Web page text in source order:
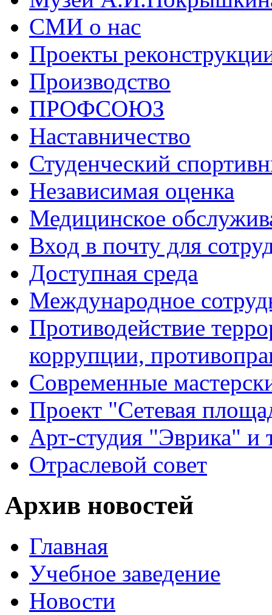
СМИ о нас
Проекты
Производство
ПРОФСОЮЗ
Наставничество
Студенческий
Независимая оценка
Медицинское
Вход в почту для
Доступная среда
Международное
Противодействие
коррупции,
Современные
Проект "Сетевая
Арт-студия "Эврика" и
Отраслевой совет
Архив новостей
Главная
Учебное заведение
Новости